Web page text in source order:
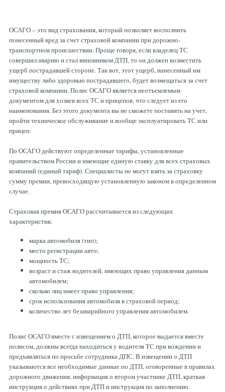
ОСАГО – это вид страхования, который позволяет восполнить
понесенный вред за счет страховой компании при дорожно-
транспортном происшествии. Проще говоря, если владелец ТС
совершил аварию и стал виновником ДТП, то он должен возместить
ущерб пострадавшей стороне. Так вот, этот ущерб, нанесенный им
имуществу либо здоровью пострадавшего, будет возмещаться за счет
страховой компании. Полис ОСАГО является неотъемлемым
документом для хозяев всех ТС и прицепов, что следует из его
наименования. Без этого документа вы не сможете поставить на учет,
пройти техническое обслуживание и вообще эксплуатировать ТС или
прицеп.
По ОСАГО действуют определенные тарифы, установленные
правительством России и имеющие единую ставку для всех страховых
компаний (единый тариф). Специалисты не могут взять за страховку
сумму премии, превосходящую установленную законом в определенном
случае.
Страховая премия ОСАГО рассчитывается из следующих
характеристик:
марка автомобиля (тип);
место регистрации авто;
мощность ТС;
возраст и стаж водителей, имеющих право управления данным
автомобилем;
сколько лиц имеет право управления;
срок использования автомобиля в страховой период;
количество лет безаварийного управления автомобилем.
Полис ОСАГО вместе с извещением о ДТП, которое выдается вместе
полисом, должны всегда находиться у водителя ТС при вождении и
предъявляться по просьбе сотрудника ДПС. В извещении о ДТП
указываются все необходимые данные по ДТП, оговоренные в правилах
дорожного движения, информация о втором участнике ДТП, краткая
инструкция о действиях при ДТП и инструкция по заполнению.